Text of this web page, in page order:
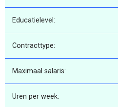
Educatielevel:
Contracttype:
Maximaal salaris:
Uren per week: